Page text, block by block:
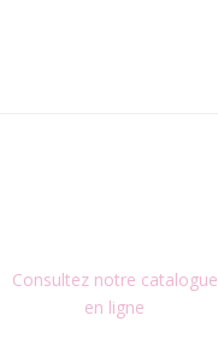
Consultez notre catalogue
en ligne